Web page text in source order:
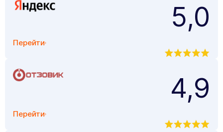
Перейти
5,0
Перейти
4,9